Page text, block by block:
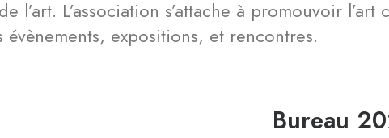
l’art. L’association s’attache à promouvoir
expositions, et rencontres.
Bureau